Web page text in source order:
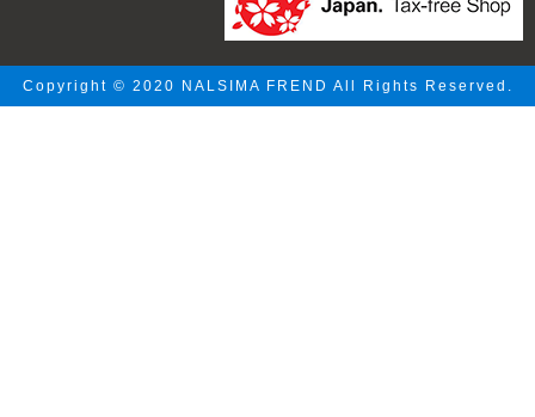
Copyright © 2020 NALSIMA FREND All Rights Reserved.